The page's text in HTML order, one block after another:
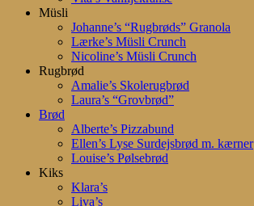
Müsli
Johanne’s “Rugbrøds” Granola
Lærke’s Müsli Crunch
Nicoline’s Müsli Crunch
Rugbrød
Amalie’s Skolerugbrød
Laura’s “Grovbrød”
Brød
Alberte’s Pizzabund
Ellen’s Lyse Surdejsbrød m. kærner
Louise’s Pølsebrød
Kiks
Klara’s
Liva’s